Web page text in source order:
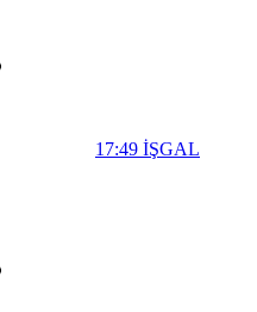
17:49 İŞGAL